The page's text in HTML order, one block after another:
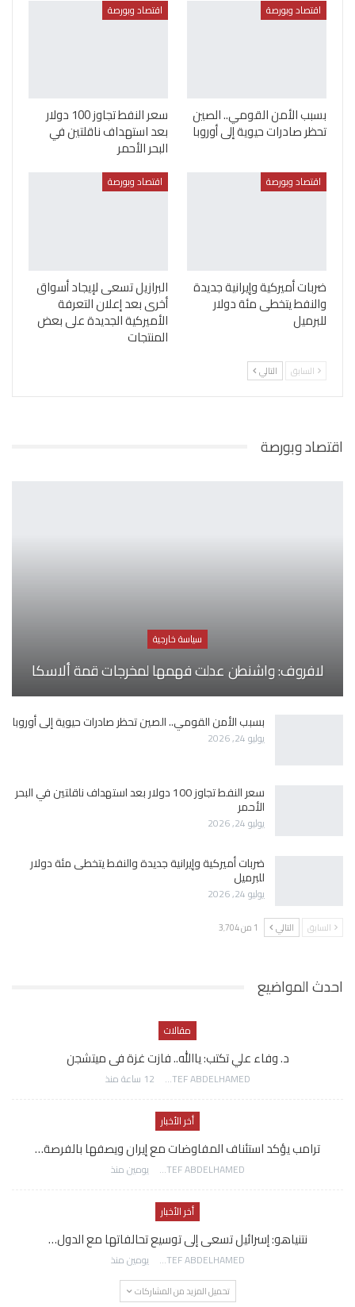
اقتصاد وبورصة
بسبب الأمن القومي.. الصين
تحظر صادرات حيوية إلى أوروبا
اقتصاد وبورصة
سعر النفط تجاوز 100 دولار
بعد استهداف ناقلتين في
البحر الأحمر
اقتصاد وبورصة
ضربات أميركية وإيرانية جديدة
والنفط يتخطى مئة دولار
للبرميل
اقتصاد وبورصة
البرازيل تسعى لإيجاد أسواق
أخرى بعد إعلان التعرفة
الأميركية الجديدة على بعض
المنتجات
السابق التالي
اقتصاد وبورصة
سياسة خارجية
لافروف: واشنطن عدلت فهمها لمخرجات قمة ألاسكا
بسبب الأمن القومي.. الصين تحظر صادرات حيوية إلى أوروبا
يوليو 24, 2026
سعر النفط تجاوز 100 دولار بعد استهداف ناقلتين في البحر
الأحمر
يوليو 24, 2026
ضربات أميركية وإيرانية جديدة والنفط يتخطى مئة دولار
للبرميل
يوليو 24, 2026
السابق التالي 1 من 3٬704
احدث المواضيع
مقالات
د. وفاء علي تكتب: ياالله.. فازت غزة فى ميتشجن
AWATEF ABDELHAMED 12 ساعة منذ
أخر الأخبار
ترامب يؤكد استئناف المفاوضات مع إيران ويصفها بالفرصة…
AWATEF ABDELHAMED يومين منذ
أخر الأخبار
نتنياهو: إسرائيل تسعى إلى توسيع تحالفاتها مع الدول…
AWATEF ABDELHAMED يومين منذ
تحميل المزيد من المشاركات